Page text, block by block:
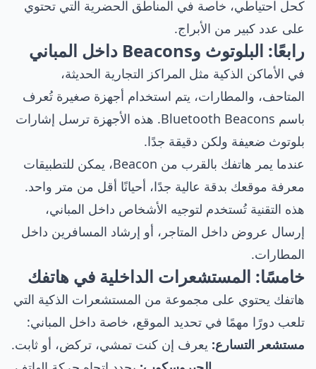
كحل احتياطي، خاصة في المناطق الحضرية التي تحتوي
على عدد كبير من الأبراج.
رابعًا: البلوتوث وBeacons داخل المباني
في الأماكن الذكية مثل المراكز التجارية الحديثة،
المتاحف، والمطارات، يتم استخدام أجهزة صغيرة تُعرف
باسم Bluetooth Beacons. هذه الأجهزة ترسل إشارات
بلوتوث ضعيفة ولكن دقيقة جدًا.
عندما يمر هاتفك بالقرب من Beacon، يمكن للتطبيقات
معرفة موقعك بدقة عالية جدًا، أحيانًا أقل من متر واحد.
هذه التقنية تُستخدم لتوجيه الأشخاص داخل المباني،
إرسال عروض داخل المتاجر، أو إرشاد المسافرين داخل
المطارات.
خامسًا: المستشعرات الداخلية في هاتفك
هاتفك يحتوي على مجموعة من المستشعرات الذكية التي
تلعب دورًا مهمًا في تحديد الموقع، خاصة داخل المباني:
مستشعر التسارع: يعرف إن كنت تمشي، تركض، أو ثابت.